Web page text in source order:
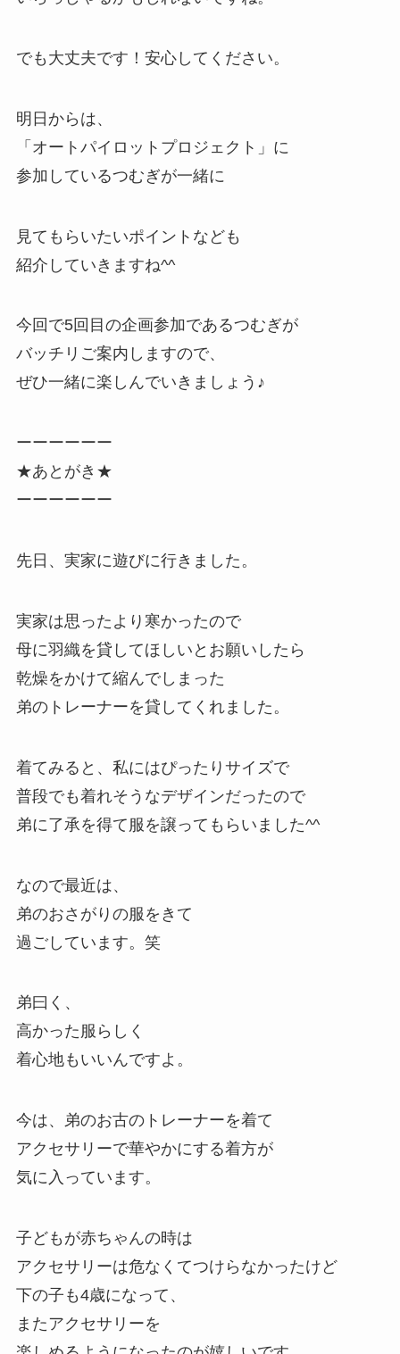
でも大丈夫です！安心してください。
明日からは、
「オートパイロットプロジェクト」に
参加しているつむぎが一緒に
見てもらいたいポイントなども
紹介していきますね^^
今回で5回目の企画参加であるつむぎが
バッチリご案内しますので、
ぜひ一緒に楽しんでいきましょう♪
ーーーーーー
★あとがき★
ーーーーーー
先日、実家に遊びに行きました。
実家は思ったより寒かったので
母に羽織を貸してほしいとお願いしたら
乾燥をかけて縮んでしまった
弟のトレーナーを貸してくれました。
着てみると、私にはぴったりサイズで
普段でも着れそうなデザインだったので
弟に了承を得て服を譲ってもらいました^^
なので最近は、
弟のおさがりの服をきて
過ごしています。笑
弟曰く、
高かった服らしく
着心地もいいんですよ。
今は、弟のお古のトレーナーを着て
アクセサリーで華やかにする着方が
気に入っています。
子どもが赤ちゃんの時は
アクセサリーは危なくてつけらなかったけど
下の子も4歳になって、
またアクセサリーを